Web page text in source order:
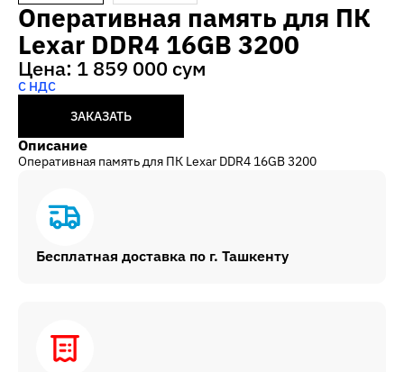
Оперативная память для ПК
Lexar DDR4 16GB 3200
Цена: 1 859 000 сум
С НДС
ЗАКАЗАТЬ
Описание
Оперативная память для ПК Lexar DDR4 16GB 3200
Бесплатная доставка по г. Ташкенту